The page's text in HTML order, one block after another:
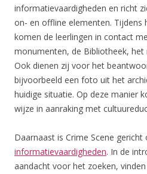
informatievaardigheden en richt
on- en offline elementen. Tijdens
komen de leerlingen in contact
monumenten, de Bibliotheek, het
Ook dienen zij voor het
bijvoorbeeld een foto uit het
huidige situatie. Op deze manier
wijze in aanraking met
Daarnaast is Crime Scene gericht
informatievaardigheden. In de
aandacht voor het zoeken,